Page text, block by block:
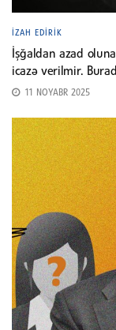
İZAH EDIRIK
İşğaldan azad
icazə verilmir.
11 NOYABR 2025